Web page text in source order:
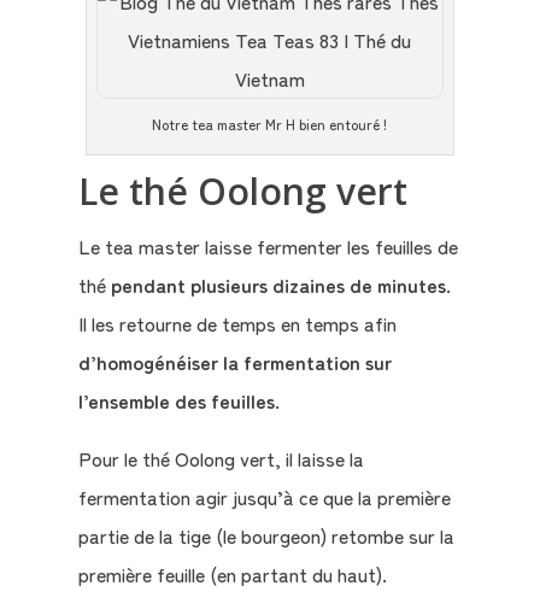
Notre tea master Mr H bien entouré !
Le thé Oolong vert
Le tea master laisse fermenter les feuilles de
thé pendant plusieurs dizaines de minutes.
Il les retourne de temps en temps afin
d’homogénéiser la fermentation sur
l’ensemble des feuilles.
Pour le thé Oolong vert, il laisse la
fermentation agir jusqu’à ce que la première
partie de la tige (le bourgeon) retombe sur la
première feuille (en partant du haut).